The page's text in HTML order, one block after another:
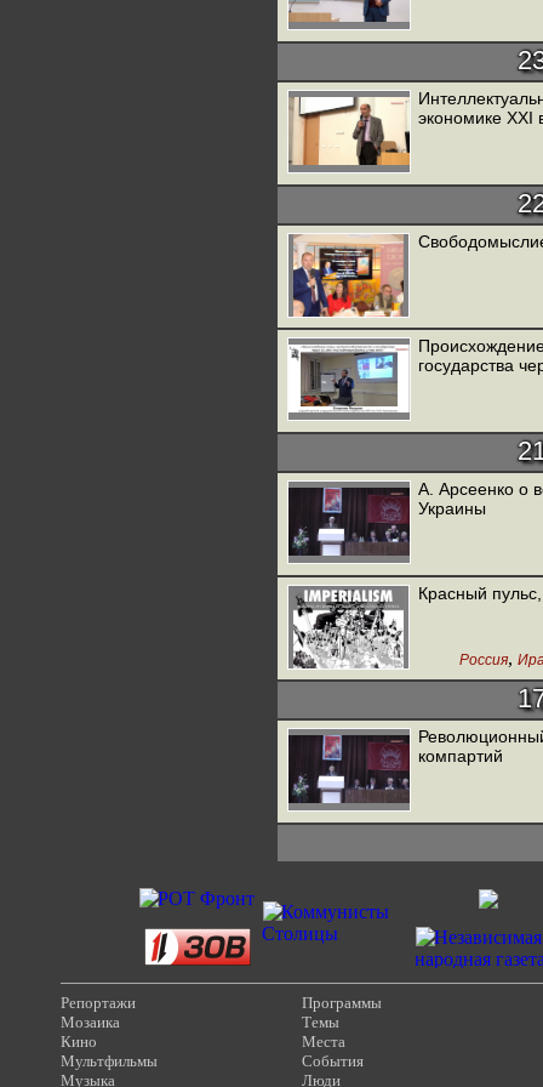
экономике XXI
государства
А. Арсеенко о
Украины
Красный
Россия,
компартий
Репортажи
Мозаика
Кино
Мультфильмы
Музыка
Программы
Темы
Места
События
Люди